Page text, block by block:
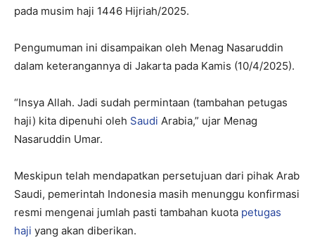
pada musim haji 1446 Hijriah/2025.
Pengumuman ini disampaikan oleh Menag Nasaruddin
dalam keterangannya di Jakarta pada Kamis (10/4/2025).
“Insya Allah. Jadi sudah permintaan (tambahan petugas
haji) kita dipenuhi oleh Saudi Arabia,” ujar Menag
Nasaruddin Umar.
Meskipun telah mendapatkan persetujuan dari pihak Arab
Saudi, pemerintah Indonesia masih menunggu konfirmasi
resmi mengenai jumlah pasti tambahan kuota petugas
haji yang akan diberikan.